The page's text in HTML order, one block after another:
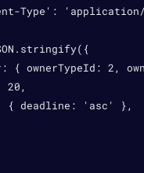
Type':
{ ownerTypeId: 2,
20,
{ deadline: 'asc' },